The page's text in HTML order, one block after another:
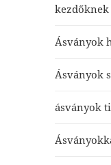
kezdőknek
Ásványok
Ásványok
ásványok